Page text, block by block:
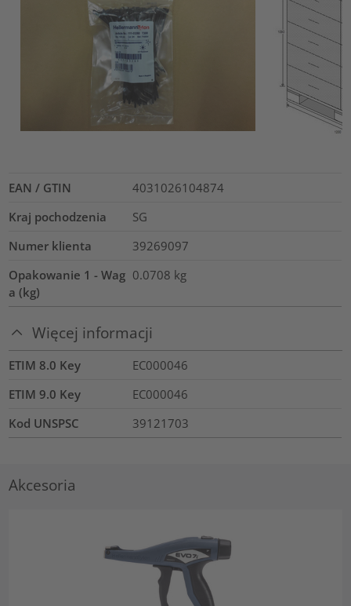
EAN / GTIN
4031026104874
Kraj pochodzenia
SG
Numer klienta
39269097
Opakowanie 1 - Wag
a (kg)
0.0708 kg
Więcej informacji
ETIM 8.0 Key
EC000046
ETIM 9.0 Key
EC000046
Kod UNSPSC
39121703
Akcesoria